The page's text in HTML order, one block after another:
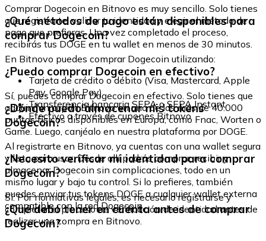
Comprar Dogecoin en Bitnovo es muy sencillo. Solo tienes
que registrarte, validar tu identidad y elegir el método de
pago que prefieras. Una vez completado el proceso,
recibirás tus DOGE en tu wallet en menos de 30 minutos.
¿Qué métodos de pago están disponibles para
comprar Dogecoin?
En Bitnovo puedes comprar Dogecoin utilizando:
Tarjeta de crédito o débito (Visa, Mastercard, Apple
Pay, Google Pay)
Transferencia bancaria SEPA o SEPA Instant
Efectivo a través de cupones Bitnovo
¿Puedo comprar Dogecoin en efectivo?
Sí, puedes comprar Dogecoin en efectivo. Solo tienes que
adquirir un cupón Bitnovo en uno de los más de 40.000
puntos físicos disponibles en Europa, como Fnac, Worten o
Game. Luego, canjéalo en nuestra plataforma por DOGE.
¿Dónde puedo almacenar mis tokens
Dogecoin?
Al registrarte en Bitnovo, ya cuentas con una wallet segura
y lista para usar. Desde allí podrás comprar, recibir y
almacenar Dogecoin sin complicaciones, todo en un
mismo lugar y bajo tu control. Si lo prefieres, también
puedes enviar tus tokens DOGE a cualquier wallet externa
compatible con la red Dogecoin.
¿Necesito verificar mi identidad para comprar
Dogecoin?
Sí. Por normativas legales, es necesario registrarse y
completar el proceso de verificación de identidad antes de
realizar una compra en Bitnovo.
¿Qué debo tener en cuenta antes de comprar
Dogecoin?